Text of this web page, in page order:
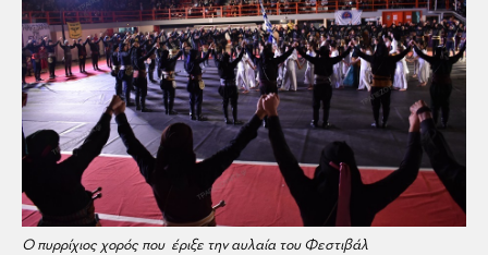
Ο πυρρίχιος χορός που έριξε την αυλαία του Φεστιβάλ